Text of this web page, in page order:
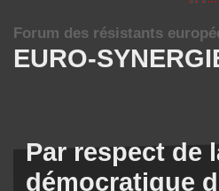
EURO-
Forum des résistants
Par respect de
démocratique